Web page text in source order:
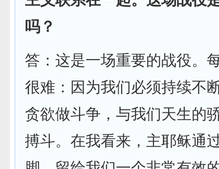
吗？
答：这是一场重要的战役。
很难：因为我们必须持续不
贪欲做斗争，与我们天生的
搏斗。在我看来，主耶稣通